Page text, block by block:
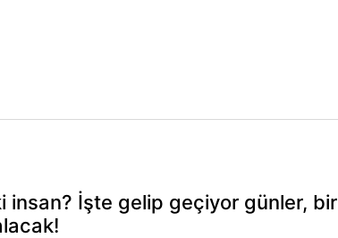
insan? İşte gelip geçiyor günler, bir